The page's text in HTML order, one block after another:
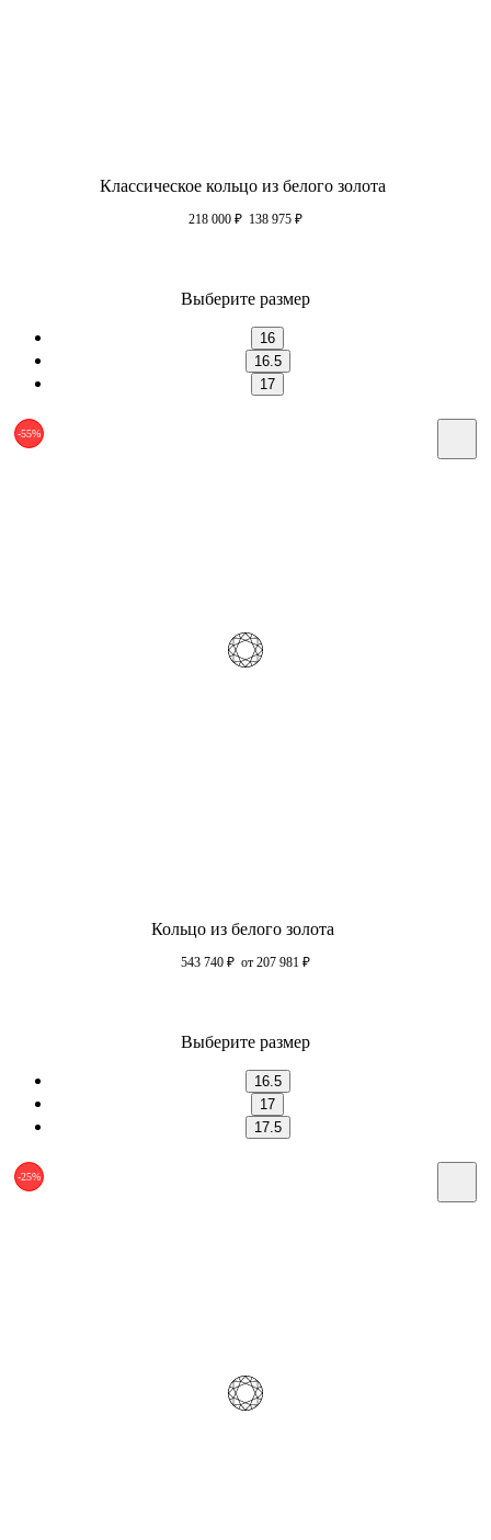
Классическое кольцо из белого золота
218 000 ₽ 138 975 ₽
Выберите размер
16
16.5
17
-55%
Кольцо из белого золота
543 740 ₽ от 207 981 ₽
Выберите размер
16.5
17
17.5
-25%